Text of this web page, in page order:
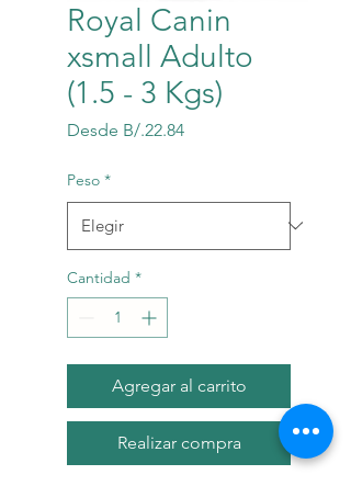
Royal Canin
xsmall Adulto
(1.5 - 3 Kgs)
Desde B/.22.84Precio
Peso *
Cantidad *
Agregar al carrito
Realizar compra